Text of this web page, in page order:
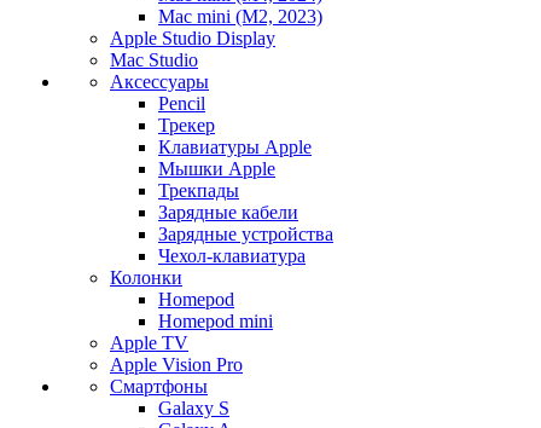
Mac mini (M2, 2023)
Apple Studio Display
Mac Studio
Аксессуары
Pencil
Трекер
Клавиатуры Apple
Мышки Apple
Трекпады
Зарядные кабели
Зарядные устройства
Чехол-клавиатура
Колонки
Homepod
Homepod mini
Apple TV
Apple Vision Pro
Смартфоны
Galaxy S